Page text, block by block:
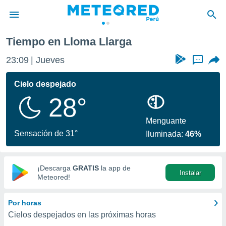
de
ha sido
calidad.
a este
las
y
digital
basada
Tiempo en Lloma Llarga
23:09 Jueves ...
Cielo despejado
28°
Sensación de 31°
Menguante
Iluminada:46%
¡Descarga GRATIS la app de
Meteored!
Instalar
Por horas
Cielos despejados en las próximas horas